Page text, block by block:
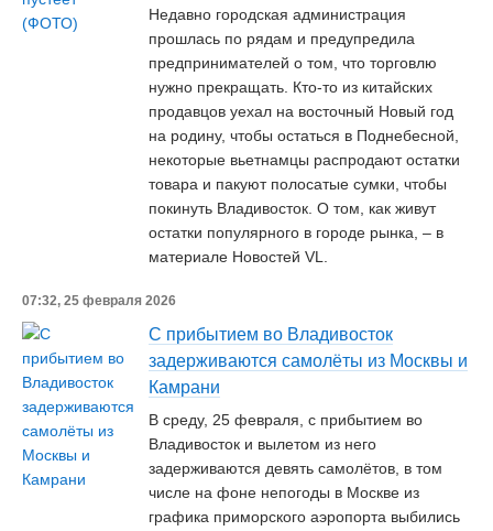
Недавно городская администрация
прошлась по рядам и предупредила
предпринимателей о том, что торговлю
нужно прекращать. Кто-то из китайских
продавцов уехал на восточный Новый год
на родину, чтобы остаться в Поднебесной,
некоторые вьетнамцы распродают остатки
товара и пакуют полосатые сумки, чтобы
покинуть Владивосток. О том, как живут
остатки популярного в городе рынка, – в
материале Новостей VL.
07:32, 25 февраля 2026
С прибытием во Владивосток
задерживаются самолёты из Москвы и
Камрани
В среду, 25 февраля, с прибытием во
Владивосток и вылетом из него
задерживаются девять самолётов, в том
числе на фоне непогоды в Москве из
графика приморского аэропорта выбились